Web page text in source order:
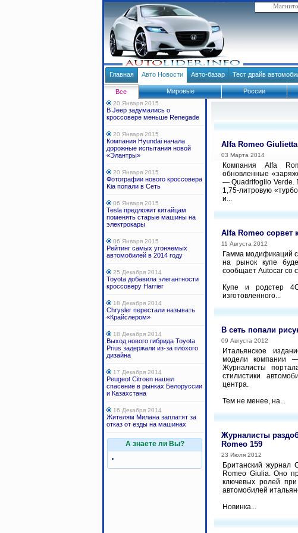
Главная Авто Новости Авто-базар Тест драйв
Все Мировые России
20 Января 2015
В Jeep задумались о
кроссовере меньше Renegade
20 Января 2015
Компания Hyundai начала
дорожные испытания новой
«Элантры»
20 Января 2015
Фотографии нового кроссовера
Kia попали в Сеть
06 Января 2015
Tesla предложит китайцам
поменять старые машины на
электрокары
06 Января 2015
Рейтинг самых угоняемых
автомобилей в 2014 году
25 Декабря 2014
Toyota добавила элегантности
кроссоверу Harrier
18 Декабря 2014
Chrysler перестали называть
«Крайслером»
18 Декабря 2014
Выход нового гибрида Toyota
Prius задержали из-за плохого
дизайна
17 Декабря 2014
Peugeot Citroen нашел
спасение в рынках Белоруссии
и Казахстана
16 Декабря 2014
Жителям Милана заплатят за
отказ от езды на машинах
А знаете ли Вы?
Alfa Romeo
03 Марта 2014
Компания Alfa
обновленные
— Quadrifoglio Verde.
1,75-литровую
и...
Alfa Romeo сорвет
11 Августа 2012
Гамма модификаций
на рынок купе
сообщает Autocar со
Купе и родстер
изготовленного...
В сеть попали
09 Августа 2012
Итальянское
модели компании
Журналисты
стилистики
центра.
Тем не менее, на...
Журналисты
Romeo 159
23 Июля 2012
Британский журнал
Romeo Giulia. Оно
ключевых ролей
автомобилей
Новинка...